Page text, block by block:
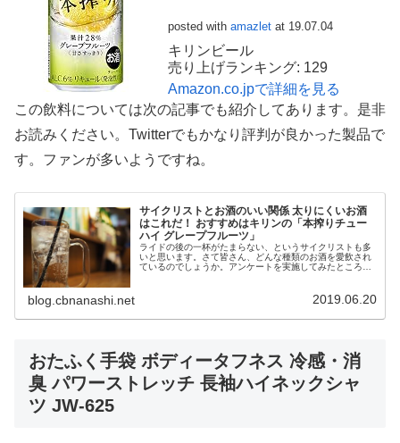
posted with amazlet at 19.07.04
キリンビール
売り上げランキング: 129
Amazon.co.jpで詳細を見る
この飲料については次の記事でも紹介してあります。是非
お読みください。Twitterでもかなり評判が良かった製品で
す。ファンが多いようですね。
サイクリストとお酒のいい関係 太りにくいお酒
はこれだ！ おすすめはキリンの「本搾りチュー
ハイ グレープフルーツ」
ライドの後の一杯がたまらない、というサイクリストも多
いと思います。さて皆さん、どんな種類のお酒を愛飲され
ているのでしょうか。アンケートを実施してみたところ、
blog.cbnanashi.net 2019.06.20
おたふく手袋 ボディータフネス 冷感・消
臭 パワーストレッチ 長袖ハイネックシャ
ツ JW-625